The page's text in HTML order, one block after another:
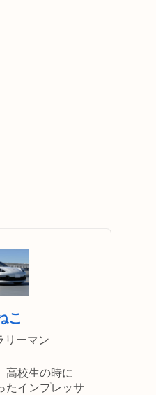
こ
リーマン
高校生の時に
たインプレッサ